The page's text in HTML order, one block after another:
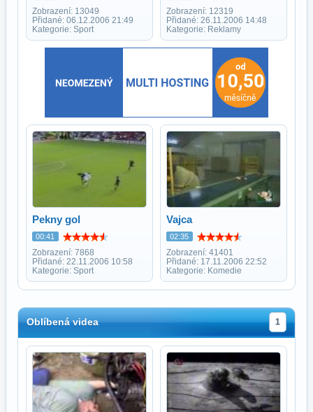
Zobrazení: 13049
Přidané: 06.12.2006 21:49
Kategorie: Sport
Zobrazení: 12319
Přidané: 26.11.2006 14:48
Kategorie: Reklamy
Pekny gol
00:41
Zobrazení: 7868
Přidané: 22.11.2006 10:58
Kategorie: Sport
Vajca
02:35
Zobrazení: 41401
Přidané: 17.11.2006 22:52
Kategorie: Komedie
Oblíbená videa 1